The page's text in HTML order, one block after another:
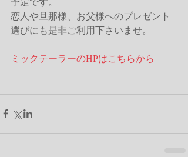
恋人や旦那様、お父様へのプレゼント
選びにも是非ご利用下さいませ。
ミックテーラーのHPはこちらから